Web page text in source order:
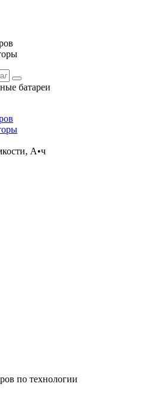
батареи
А•ч
по технологии